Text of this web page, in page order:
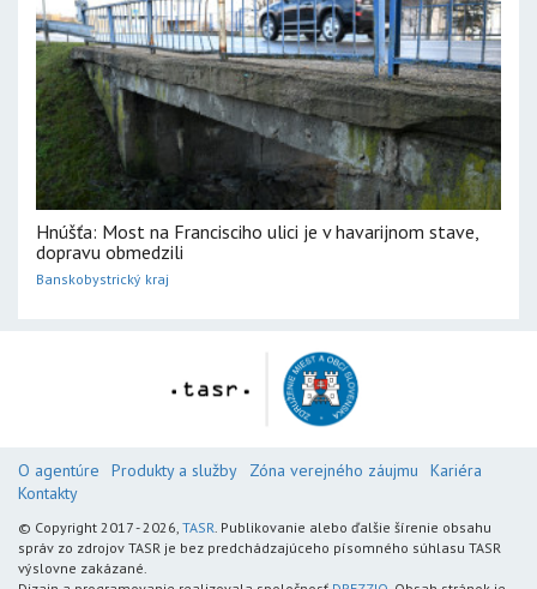
Hnúšťa: Most na Francisciho ulici je v havarijnom stave,
dopravu obmedzili
Banskobystrický kraj
O agentúre Produkty a služby Zóna verejného záujmu
Kariéra
Kontakty
© Copyright 2017 - 2026, TASR. Publikovanie alebo ďalšie šírenie obsahu
správ zo zdrojov TASR je bez predchádzajúceho písomného súhlasu TASR
výslovne zakázané.